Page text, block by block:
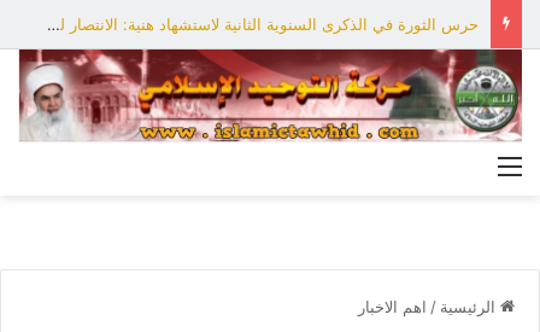
حرس الثورة في الذكرى السنوية الثانية لاستشهاد هنية: الانتصار لفلسطين أقرب
الرئيسية / اهم الاخبار